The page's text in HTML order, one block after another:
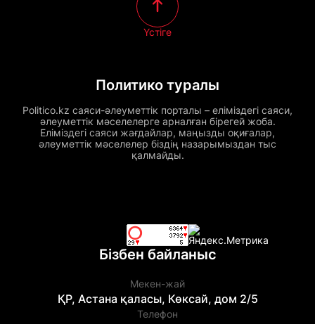
Политико туралы
Politico.kz саяси-әлеуметтік порталы – еліміздегі саяси,
әлеуметтік мәселелерге арналған бірегей жоба.
Еліміздегі саяси жағдайлар, маңызды оқиғалар,
әлеуметтік мәселелер біздің назарымыздан тыс
қалмайды.
Үстіге
Бізбен байланыс
Мекен-жай
ҚР, Астана қаласы, Көксай, дом 2/5
Телефон